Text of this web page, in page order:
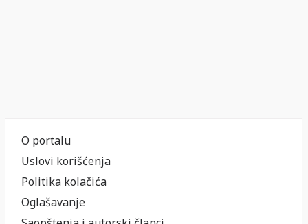
O portalu
Uslovi korišćenja
Politika kolačića
Oglašavanje